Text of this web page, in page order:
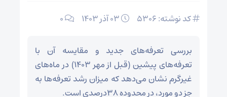
کد نوشته: 5306 0
بررسی تعرفه‌های جدید و مقایسه آن با
تعرفه‌های پیشین (قبل از مهر ۱۴۰۳) در ماه‌های
غیرگرم نشان می‌دهد که میزان رشد تعرفه‌ها به
جز دو مورد، در محدوده ۳۸درصدی است.